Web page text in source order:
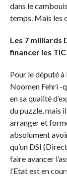
dans le
temps. Mais les
Les 7 milliards
financer les TIC
Pour le député
Noomen Fehri -
en sa qualité
du puzzle, mais
arranger et
absolument
qu’un DSI
faire avancer
l’Etat est en